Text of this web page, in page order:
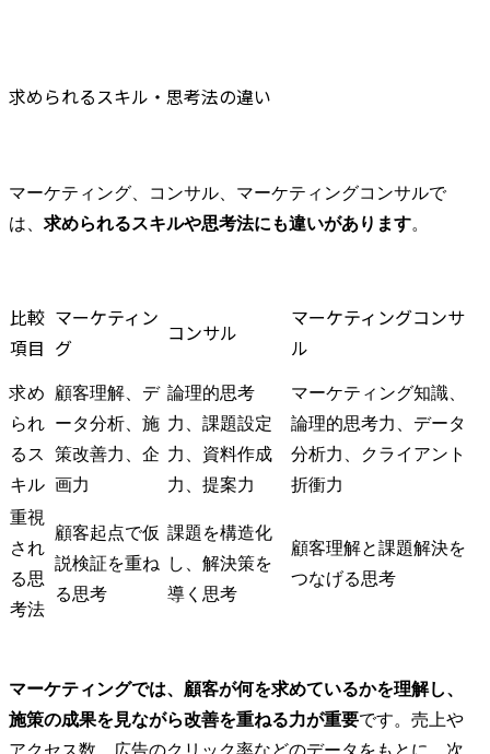
求められるスキル・思考法の違い
マーケティング、コンサル、マーケティングコンサルで
は、 求められるスキルや思考法にも違いがあります。
比較
項目
マーケティン
グ
コンサル
マーケティングコンサ
ル
求め
られ
るス
キル
顧客理解、デ
ータ分析、施
策改善力、企
画力
論理的思考
力、課題設定
力、資料作成
力、提案力
マーケティング知識、
論理的思考力、データ
分析力、クライアント
折衝力
重視
され
る思
考法
顧客起点で仮
説検証を重ね
る思考
課題を構造化
し、解決策を
導く思考
顧客理解と課題解決を
つなげる思考
マーケティングでは、顧客が何を求めているかを理解し、
施策の成果を見ながら改善を重ねる力が重要です。売上や
アクセス数、広告のクリック率などのデータをもとに、次